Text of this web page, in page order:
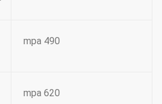
mpa 490
mpa 620